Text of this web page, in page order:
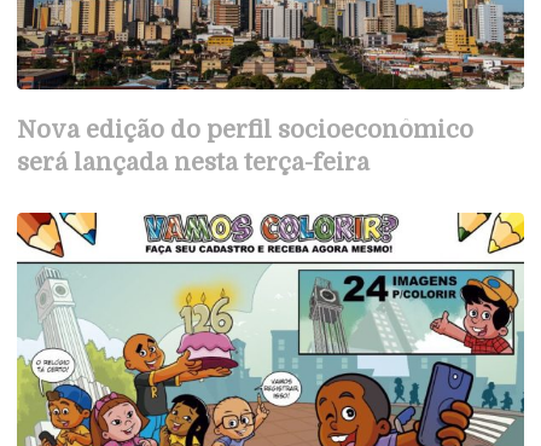
Nova edição do perfil socioeconômico
será lançada nesta terça-feira